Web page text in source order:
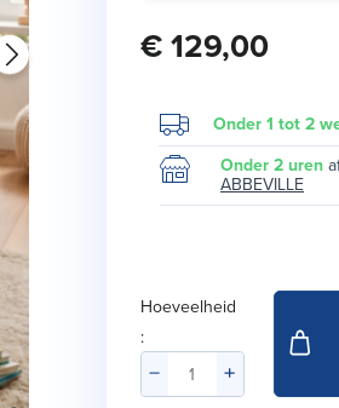
€ 129,00
Onder 1 tot 2
Onder 2 uren
ABBEVILLE
Hoeveelheid
: